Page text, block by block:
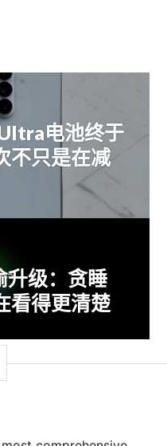
电池终于
不只是在减
升级：贪睡
看得更清楚
栏